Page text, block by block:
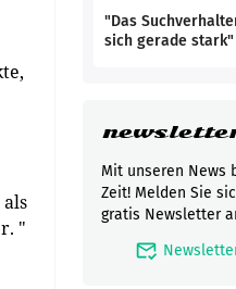
"
"Das
sich gerade stark"
Mit unseren News
Zeit! Melden Sie
gratis Newsletter
mark_email_read